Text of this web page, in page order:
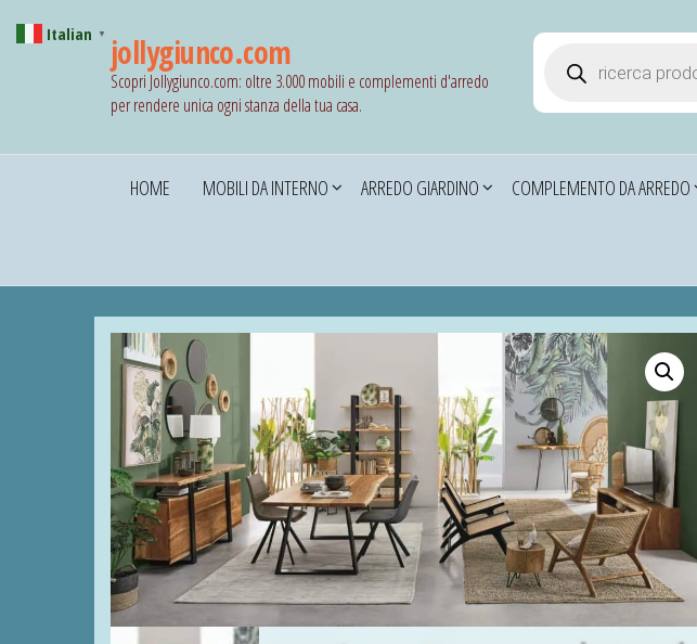
jollygiunco.com
Scopri Jollygiunco.com: oltre 3.000 mobili e complementi d'arredo
per rendere unica ogni stanza della tua casa.
HOME MOBILI DA INTERNO ARREDO GIARDINO COMPLEMENTO DA ARREDO
Italian ▼